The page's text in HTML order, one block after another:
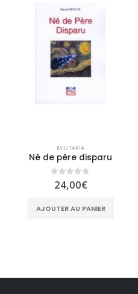
MILITARIA
Né de père disparu
0sur 5
24,00€
AJOUTER AU PANIER